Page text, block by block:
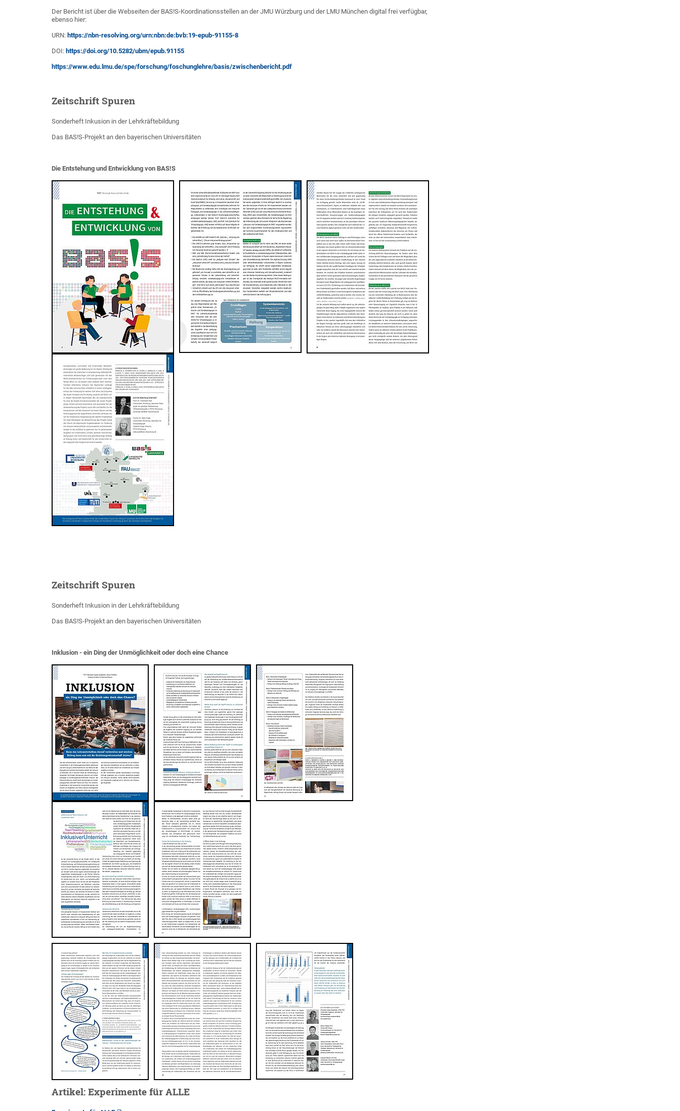
Der Bericht ist über die Webseiten der BAS!S-Koordinationsstellen an der JMU Würzburg und der LMU München digital frei verfügbar,
ebenso hier:
URN: https://nbn-resolving.org/urn:nbn:de:bvb:19-epub-91155-8
DOI: https://doi.org/10.5282/ubm/epub.91155
https://www.edu.lmu.de/spe/forschung/foschunglehre/basis/zwischenbericht.pdf
Zeitschrift Spuren
Sonderheft Inkusion in der Lehrkräftebildung
Das BAS!S-Projekt an den bayerischen Universitäten
Die Entstehung und Entwicklung von BAS!S
Zeitschrift Spuren
Sonderheft Inkusion in der Lehrkräftebildung
Das BAS!S-Projekt an den bayerischen Universitäten
Inklusion - ein Ding der Unmöglichkeit oder doch eine Chance
Artikel: Experimente für ALLE